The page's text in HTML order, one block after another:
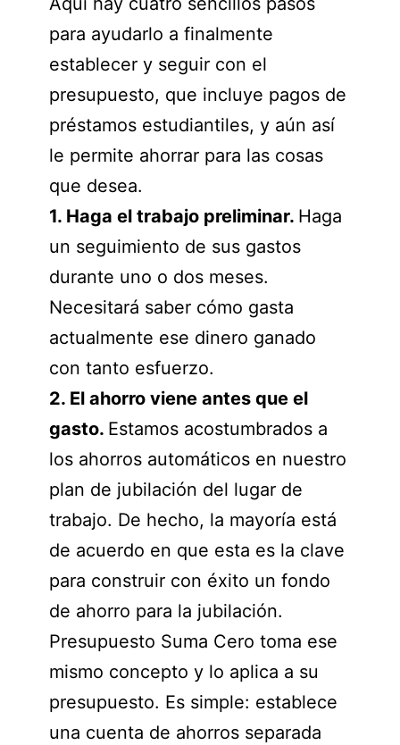
para ayudarlo a finalmente
establecer y seguir con el
presupuesto, que incluye pagos de
préstamos estudiantiles, y aún así
le permite ahorrar para las cosas
que desea.
1. Haga el trabajo preliminar. Haga
un seguimiento de sus gastos
durante uno o dos meses.
Necesitará saber cómo gasta
actualmente ese dinero ganado
con tanto esfuerzo.
2. El ahorro viene antes que el
gasto. Estamos acostumbrados a
los ahorros automáticos en nuestro
plan de jubilación del lugar de
trabajo. De hecho, la mayoría está
de acuerdo en que esta es la clave
para construir con éxito un fondo
de ahorro para la jubilación.
Presupuesto Suma Cero toma ese
mismo concepto y lo aplica a su
presupuesto. Es simple: establece
una cuenta de ahorros separada